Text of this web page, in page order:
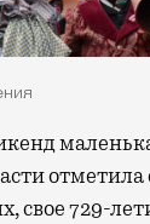
отметила
свое 729-